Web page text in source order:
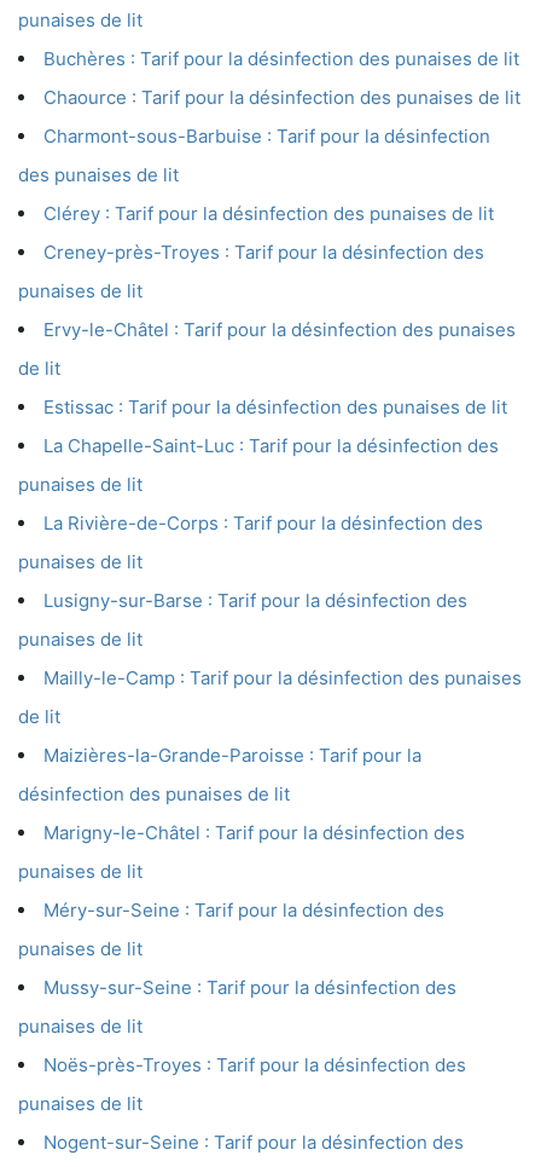
punaises de lit
Buchères : Tarif pour la désinfection des punaises de lit
Chaource : Tarif pour la désinfection des punaises de lit
Charmont-sous-Barbuise : Tarif pour la désinfection
des punaises de lit
Clérey : Tarif pour la désinfection des punaises de lit
Creney-près-Troyes : Tarif pour la désinfection des
punaises de lit
Ervy-le-Châtel : Tarif pour la désinfection des punaises
de lit
Estissac : Tarif pour la désinfection des punaises de lit
La Chapelle-Saint-Luc : Tarif pour la désinfection des
punaises de lit
La Rivière-de-Corps : Tarif pour la désinfection des
punaises de lit
Lusigny-sur-Barse : Tarif pour la désinfection des
punaises de lit
Mailly-le-Camp : Tarif pour la désinfection des punaises
de lit
Maizières-la-Grande-Paroisse : Tarif pour la
désinfection des punaises de lit
Marigny-le-Châtel : Tarif pour la désinfection des
punaises de lit
Méry-sur-Seine : Tarif pour la désinfection des
punaises de lit
Mussy-sur-Seine : Tarif pour la désinfection des
punaises de lit
Noës-près-Troyes : Tarif pour la désinfection des
punaises de lit
Nogent-sur-Seine : Tarif pour la désinfection des